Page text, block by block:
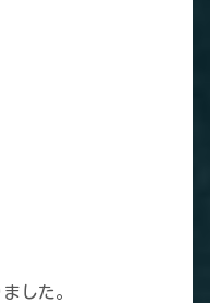
」
タル」
ロ」
した。